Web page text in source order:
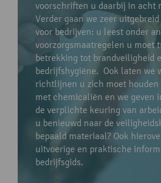
voorschriften u daarbij in acht
Verder gaan we zeer
voor bedrijven: u leest onder
voorzorgsmaatregelen u moet
betrekking tot brandveiligheid
bedrijfshygiëne. Ook laten we
richtlijnen u zich moet houden
met chemicaliën en we geven
de verplichte keuring van
u benieuwd naar de
bepaald materiaal? Ook
uitvoerige en praktische
bedrijfsgids.